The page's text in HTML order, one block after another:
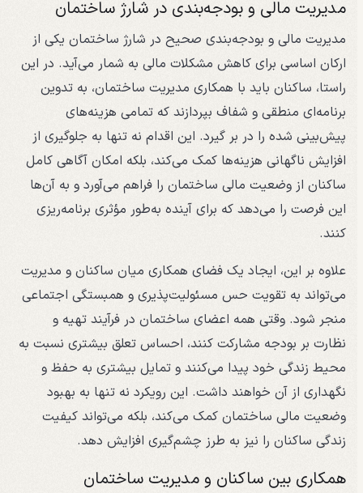
مدیریت مالی و بودجه‌بندی در شارژ ساختمان
مدیریت مالی و بودجه‌بندی صحیح در شارژ ساختمان یکی از
ارکان اساسی برای کاهش مشکلات مالی به شمار می‌آید. در این
راستا، ساکنان باید با همکاری مدیریت ساختمان، به تدوین
برنامه‌ای منطقی و شفاف بپردازند که تمامی هزینه‌های
پیش‌بینی شده را در بر گیرد. این اقدام نه تنها به جلوگیری از
افزایش ناگهانی هزینه‌ها کمک می‌کند، بلکه امکان آگاهی کامل
ساکنان از وضعیت مالی ساختمان را فراهم می‌آورد و به آن‌ها
این فرصت را می‌دهد که برای آینده به‌طور مؤثری برنامه‌ریزی
کنند.
علاوه بر این، ایجاد یک فضای همکاری میان ساکنان و مدیریت
می‌تواند به تقویت حس مسئولیت‌پذیری و همبستگی اجتماعی
منجر شود. وقتی همه اعضای ساختمان در فرآیند تهیه و
نظارت بر بودجه مشارکت کنند، احساس تعلق بیشتری نسبت به
محیط زندگی خود پیدا می‌کنند و تمایل بیشتری به حفظ و
نگهداری از آن خواهند داشت. این رویکرد نه تنها به بهبود
وضعیت مالی ساختمان کمک می‌کند، بلکه می‌تواند کیفیت
زندگی ساکنان را نیز به طرز چشم‌گیری افزایش دهد.
همکاری بین ساکنان و مدیریت ساختمان